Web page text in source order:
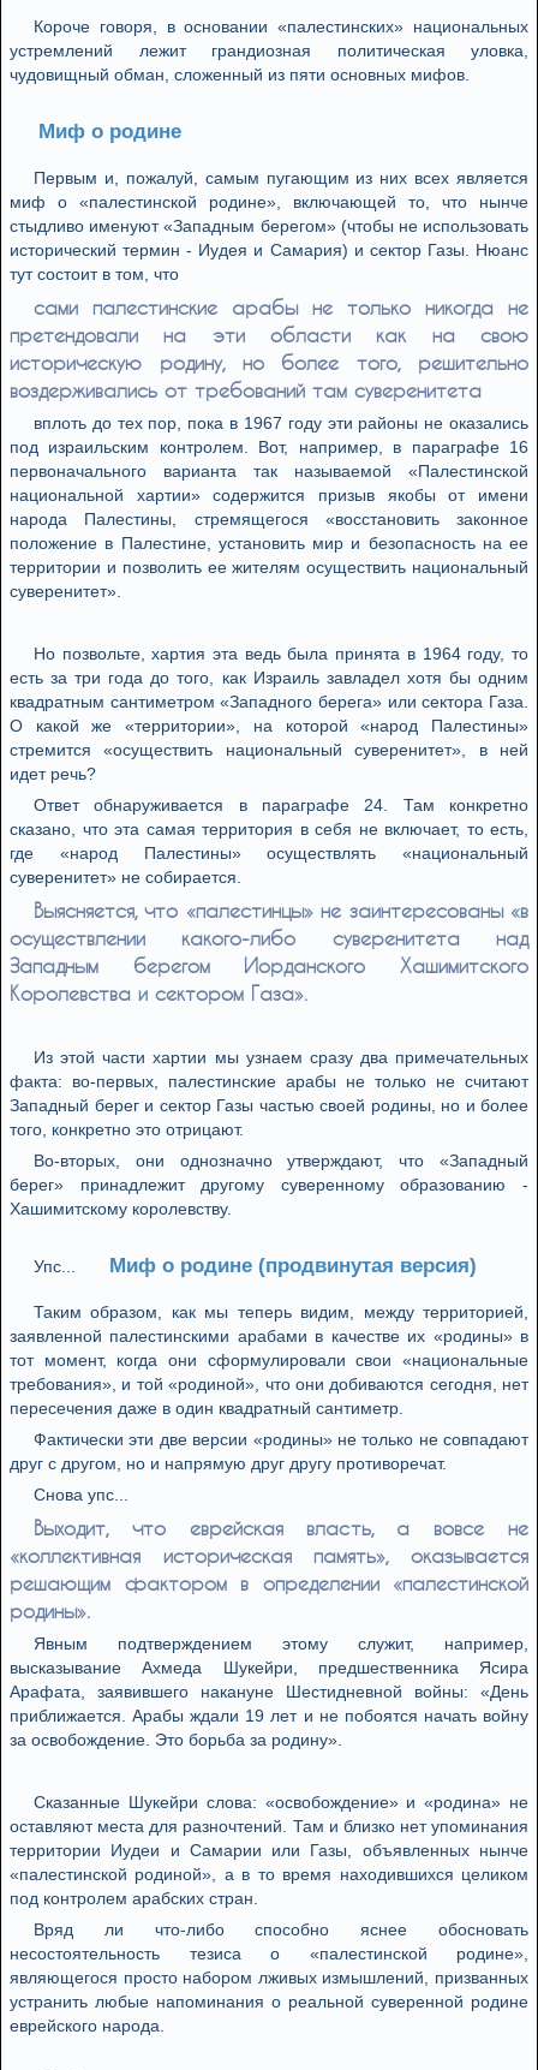
Короче говоря, в основании «палестинских» национальных
устремлений лежит грандиозная политическая уловка,
чудовищный обман, сложенный из пяти основных мифов.
Миф о родине
Первым и, пожалуй, самым пугающим из них всех является
миф о «палестинской родине», включающей то, что нынче
стыдливо именуют «Западным берегом» (чтобы не использовать
исторический термин - Иудея и Самария) и сектор Газы. Нюанс
тут состоит в том, что
сами палестинские арабы не только никогда не
претендовали на эти области как на свою
историческую родину, но более того, решительно
воздерживались от требований там суверенитета
вплоть до тех пор, пока в 1967 году эти районы не оказались
под израильским контролем. Вот, например, в параграфе 16
первоначального варианта так называемой «Палестинской
национальной хартии» содержится призыв якобы от имени
народа Палестины, стремящегося «восстановить законное
положение в Палестине, установить мир и безопасность на ее
территории и позволить ее жителям осуществить национальный
суверенитет».
Но позвольте, хартия эта ведь была принята в 1964 году, то
есть за три года до того, как Израиль завладел хотя бы одним
квадратным сантиметром «Западного берега» или сектора Газа.
О какой же «территории», на которой «народ Палестины»
стремится «осуществить национальный суверенитет», в ней
идет речь?
Ответ обнаруживается в параграфе 24. Там конкретно
сказано, что эта самая территория в себя не включает, то есть,
где «народ Палестины» осуществлять «национальный
суверенитет» не собирается.
Выясняется, что «палестинцы» не заинтересованы «в
осуществлении какого-либо суверенитета над
Западным берегом Иорданского Хашимитского
Королевства и сектором Газа».
Из этой части хартии мы узнаем сразу два примечательных
факта: во-первых, палестинские арабы не только не считают
Западный берег и сектор Газы частью своей родины, но и более
того, конкретно это отрицают.
Во-вторых, они однозначно утверждают, что «Западный
берег» принадлежит другому суверенному образованию -
Хашимитскому королевству.
Упс... Миф о родине (продвинутая версия)
Таким образом, как мы теперь видим, между территорией,
заявленной палестинскими арабами в качестве их «родины» в
тот момент, когда они сформулировали свои «национальные
требования», и той «родиной», что они добиваются сегодня, нет
пересечения даже в один квадратный сантиметр.
Фактически эти две версии «родины» не только не совпадают
друг с другом, но и напрямую друг другу противоречат.
Снова упс...
Выходит, что еврейская власть, а вовсе не
«коллективная историческая память», оказывается
решающим фактором в определении «палестинской
родины».
Явным подтверждением этому служит, например,
высказывание Ахмеда Шукейри, предшественника Ясира
Арафата, заявившего накануне Шестидневной войны: «День
приближается. Арабы ждали 19 лет и не побоятся начать войну
за освобождение. Это борьба за родину».
Сказанные Шукейри слова: «освобождение» и «родина» не
оставляют места для разночтений. Там и близко нет упоминания
территории Иудеи и Самарии или Газы, объявленных нынче
«палестинской родиной», а в то время находившихся целиком
под контролем арабских стран.
Вряд ли что-либо способно яснее обосновать
несостоятельность тезиса о «палестинской родине»,
являющегося просто набором лживых измышлений, призванных
устранить любые напоминания о реальной суверенной родине
еврейского народа.